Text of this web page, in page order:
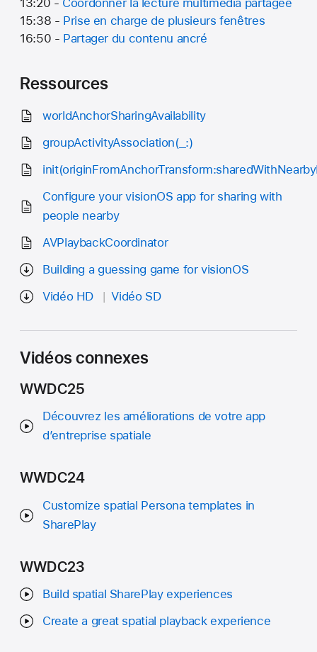
13:20 - Coordonner la lecture multimédia partagée
15:38 - Prise en charge de plusieurs fenêtres
16:50 - Partager du contenu ancré
Ressources
worldAnchorSharingAvailability
groupActivityAssociation(_:)
Configure your visionOS app for sharing with
people nearby
AVPlaybackCoordinator
Building a guessing game for visionOS
Vidéo HD
Vidéo SD
Vidéos connexes
WWDC25
Découvrez les améliorations de votre app
d’entreprise spatiale
WWDC24
Customize spatial Persona templates in
SharePlay
WWDC23
Build spatial SharePlay experiences
Create a great spatial playback experience